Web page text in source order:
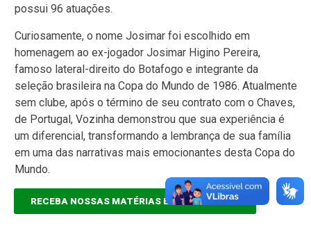
possui 96 atuações.
Curiosamente, o nome Josimar foi escolhido em
homenagem ao ex-jogador Josimar Higino Pereira,
famoso lateral-direito do Botafogo e integrante da
seleção brasileira na Copa do Mundo de 1986. Atualmente
sem clube, após o término de seu contrato com o Chaves,
de Portugal, Vozinha demonstrou que sua experiência é
um diferencial, transformando a lembrança de sua família
em uma das narrativas mais emocionantes desta Copa do
Mundo.
RECEBA NOSSAS MATÉRIAS EM TEMPO REAL